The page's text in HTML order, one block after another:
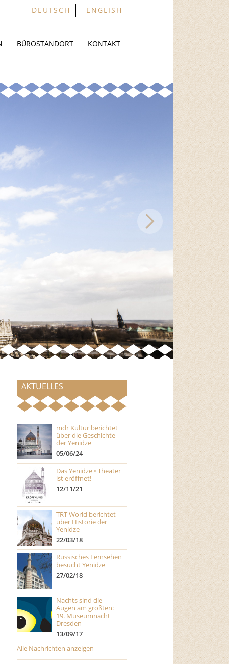
DEUTSCH ENGLISH
BÜROSTANDORT KONTAKT
AKTUELLES
mdr Kultur berichtet
über die Geschichte
der Yenidze
05/06/24
Das Yenidze • Theater
ist eröffnet!
12/11/21
TRT World berichtet
über Historie der
Yenidze
22/03/18
Russisches Fernsehen
besucht Yenidze
27/02/18
Nachts sind die
Augen am größten:
19. Museumnacht
Dresden
13/09/17
Alle Nachrichten anzeigen